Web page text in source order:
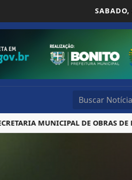
SABADO,
MUNICIPAL DE OBRAS DE